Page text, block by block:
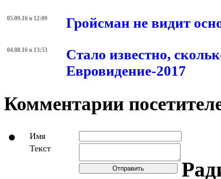
05.09.16 в 12:09 Гройсман не видит
04.08.16 в 13:53
Стало известно,
Евровидение-2017
Комментарии
Имя
Текст
Отправить